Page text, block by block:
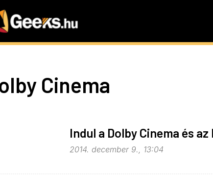
Cinema
Indul a Dolby Cinema és
2014. december 9., 13:04